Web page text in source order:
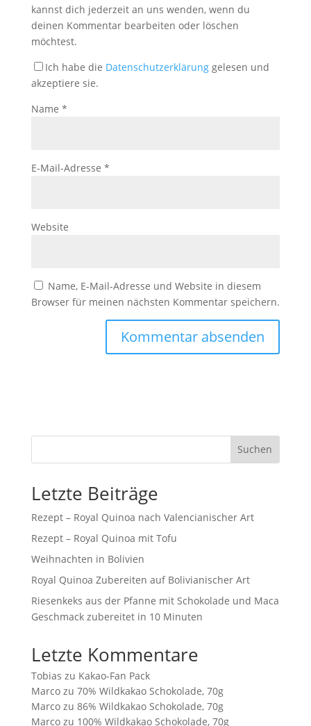
kannst dich jederzeit an uns wenden, wenn du
deinen Kommentar bearbeiten oder löschen
möchtest.
Ich habe die Datenschutzerklärung gelesen und
akzeptiere sie.
Name *
E-Mail-Adresse *
Website
Name, E-Mail-Adresse und Website in diesem
Browser für meinen nächsten Kommentar speichern.
Suchen
Letzte Beiträge
Rezept – Royal Quinoa nach Valencianischer Art
Rezept – Royal Quinoa mit Tofu
Weihnachten in Bolivien
Royal Quinoa Zubereiten auf Bolivianischer Art
Riesenkeks aus der Pfanne mit Schokolade und Maca
Geschmack zubereitet in 10 Minuten
Letzte Kommentare
Tobias zu Kakao-Fan Pack
Marcozu 70% Wildkakao Schokolade, 70g
Marcozu 86% Wildkakao Schokolade, 70g
Marcozu 100% Wildkakao Schokolade, 70g